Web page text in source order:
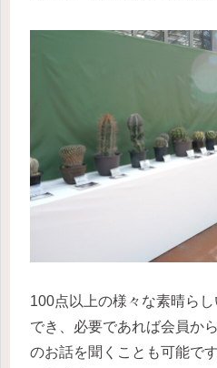
100点以上の様々な素晴ら
でき、必要であれば会員か
のお話を聞くことも可能で